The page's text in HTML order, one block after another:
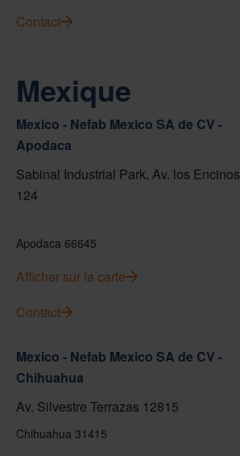
Contact
Mexique
Mexico - Nefab Mexico SA de CV -
Apodaca
Sabinal Industrial Park, Av. los Encinos
124
Apodaca 66645
Afficher sur la carte
Contact
Mexico - Nefab Mexico SA de CV -
Chihuahua
Av. Silvestre Terrazas 12815
Chihuahua 31415